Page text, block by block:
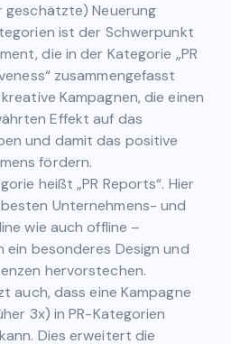
geschätzte) Neuerung
ist der Schwerpunkt
die in der Kategorie „PR
zusammengefasst
Kampagnen, die einen
Effekt auf das
und damit das positive
fördern.
heißt „PR Reports“. Hier
Unternehmens- und
wie auch offline –
besonderes Design und
hervorstechen.
auch, dass eine Kampagne
3x) in PR-Kategorien
Dies erweitert die